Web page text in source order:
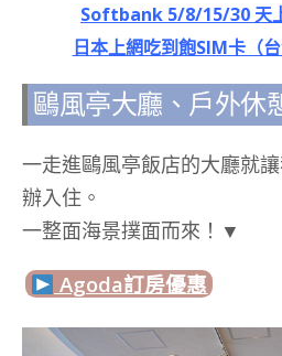
Softbank 5/8/15/30 天
日本上網吃到飽SIM卡（
鷗風亭大廳、戶外休
一走進鷗風亭飯店的大廳就
辦入住。
一整面海景撲面而來！▼
Agoda訂房優惠